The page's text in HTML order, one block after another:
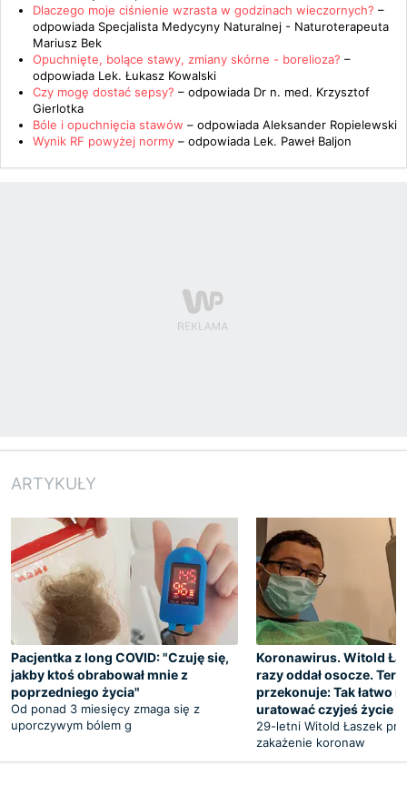
Dlaczego moje ciśnienie wzrasta w godzinach wieczornych? –
odpowiada Specjalista Medycyny Naturalnej - Naturoterapeuta
Mariusz Bek
Opuchnięte, bolące stawy, zmiany skórne - borelioza? –
odpowiada Lek. Łukasz Kowalski
Czy mogę dostać sepsy? – odpowiada Dr n. med. Krzysztof
Gierlotka
Bóle i opuchnięcia stawów – odpowiada Aleksander Ropielewski
Wynik RF powyżej normy – odpowiada Lek. Paweł Baljon
ARTYKUŁY
Pacjentka z long COVID: "Czuję się,
jakby ktoś obrabował mnie z
poprzedniego życia"
Od ponad 3 miesięcy zmaga się z
uporczywym bólem g
Koronawirus. Witold
razy oddał osocze.
przekonuje: Tak łatwo
uratować czyjeś życie
29-letni Witold Łaszek
zakażenie koronaw